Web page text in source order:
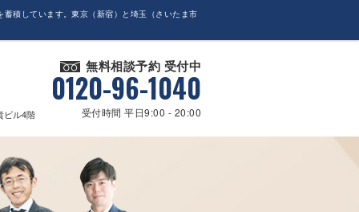
積しています。東京（新宿）と埼玉（さいたま市
ビル4階
無料相談予約 受付中
0120-96-1040
受付時間 平日9:00 - 20:00